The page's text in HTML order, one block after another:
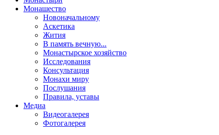
Монашество
Новоначальному
Аскетика
Жития
В память вечную...
Монастырское хозяйство
Исследования
Консультация
Монахи миру
Послушания
Правила, уставы
Медиа
Видеогалерея
Фотогалерея